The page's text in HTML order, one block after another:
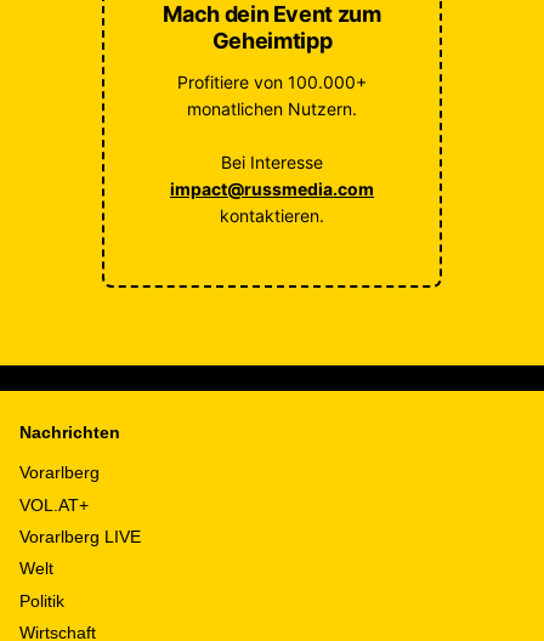
Mach dein Event zum
Geheimtipp
Profitiere von 100.000+
monatlichen Nutzern.
Bei Interesse
impact@russmedia.com
kontaktieren.
Nachrichten
Vorarlberg
VOL.AT+
Vorarlberg LIVE
Welt
Politik
Wirtschaft